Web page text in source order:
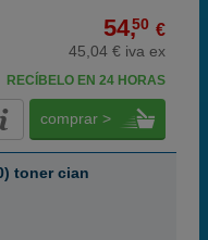
54,50 €
45,04 € iva ex
RECÍBELO EN 24 HORAS
comprar >
toner cian